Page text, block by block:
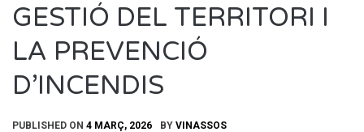
GESTIÓ DEL TERRITORI I
LA PREVENCIÓ
D’INCENDIS
PUBLISHED ON 4 MARÇ, 2026 BY VINASSOS